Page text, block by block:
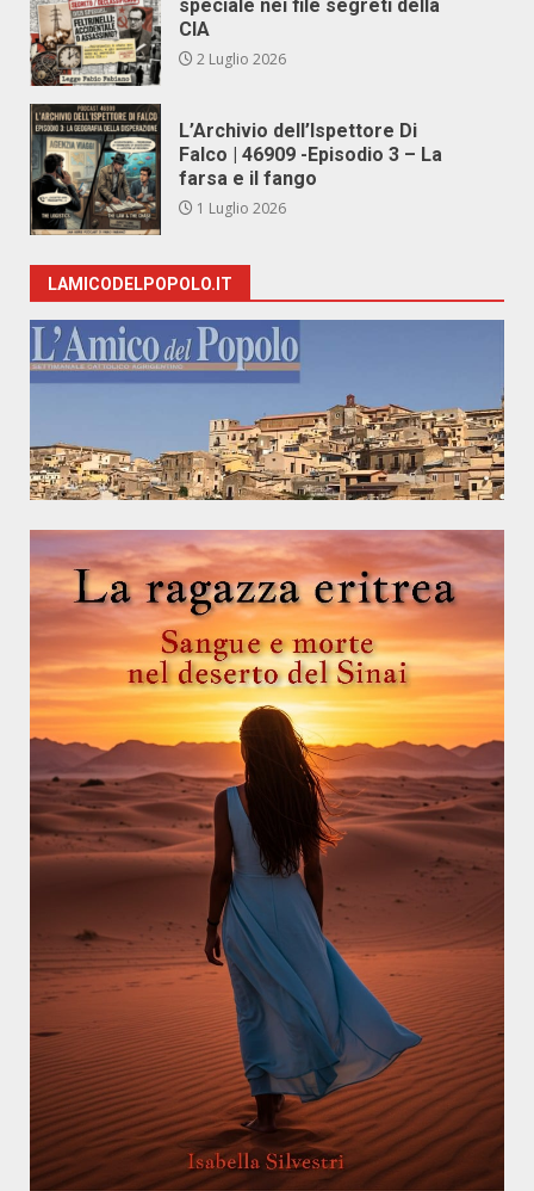
speciale nei file segreti della
CIA
2 Luglio 2026
L’Archivio dell’Ispettore Di
Falco | 46909 -Episodio 3 – La
farsa e il fango
1 Luglio 2026
LAMICODELPOPOLO.IT